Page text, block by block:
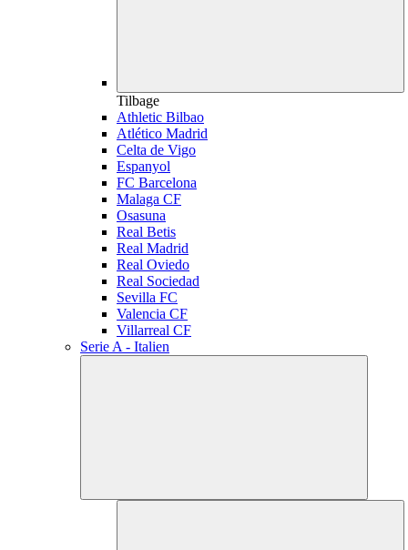
Tilbage
Athletic Bilbao
Atlético Madrid
Celta de Vigo
Espanyol
FC Barcelona
Malaga CF
Osasuna
Real Betis
Real Madrid
Real Oviedo
Real Sociedad
Sevilla FC
Valencia CF
Villarreal CF
Serie A - Italien